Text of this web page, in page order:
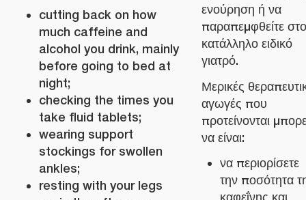
cutting back on how
much caffeine and
alcohol you drink, mainly
before going to bed at
night;
checking the times you
take fluid tablets;
wearing support
stockings for swollen
ankles;
resting with your legs
ενούρηση ή να
παραπεμφθείτε
κατάλληλο ειδικό
γιατρό.
Μερικές
αγωγές που
προτείνονται
να είναι:
να περιορίσετε
την ποσότητα
καφεΐνης και